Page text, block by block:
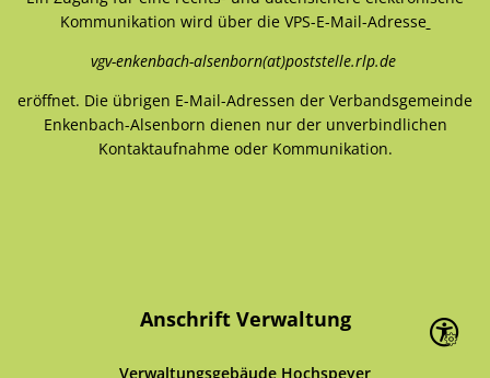
Kommunikation wird über die VPS-E-Mail-Adresse
vgv-enkenbach-alsenborn(at)poststelle.rlp.de
eröffnet. Die übrigen E-Mail-Adressen der Verbandsgemeinde
Enkenbach-Alsenborn dienen nur der unverbindlichen
Kontaktaufnahme oder Kommunikation.
Anschrift Verwaltung
Verwaltungsgebäude Hochspeyer
Seite